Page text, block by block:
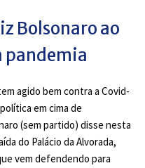
Bolsonaro ao
pandemia
agido bem contra a Covid-
em cima de
(sem partido) disse nesta
do Palácio da Alvorada,
vem defendendo para